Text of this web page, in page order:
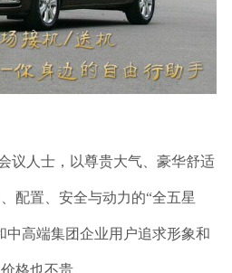
人士，以尊贵大气、豪华舒适
配置、安全与动力的“全五星
中高端集团企业用户追求形象和
格也不贵。